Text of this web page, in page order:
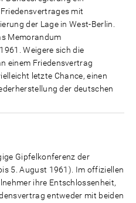
mit
der Lage in West-Berlin.
Memorandum
Weigere sich die
einem Friedensvertrag
letzte Chance, einen
der deutschen
Gipfelkonferenz der
5. August 1961). Im offiziellen
ihre Entschlossenheit,
entweder mit beiden